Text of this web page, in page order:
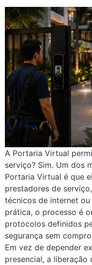
A Portaria Virtual
serviço? Sim. Um dos
Portaria Virtual é que
prestadores de
técnicos de internet ou
prática, o processo é
protocolos definidos
segurança sem
Em vez de depender
presencial, a liberação